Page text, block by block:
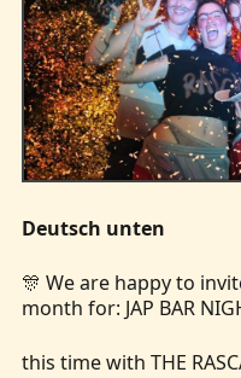
Deutsch unten
🎊 We are happy to
month for: JAP BAR
this time with THE